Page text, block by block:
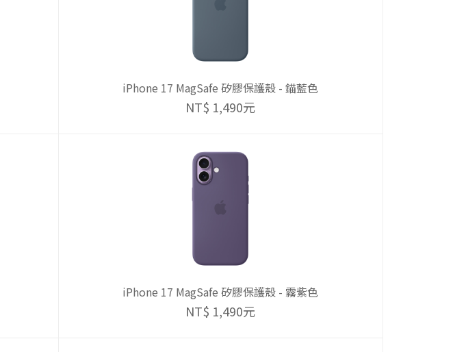
iPhone 17 MagSafe 矽膠保護殼 - 錨藍色
NT$ 1,490元
iPhone 17 MagSafe 矽膠保護殼 - 霧紫色
NT$ 1,490元